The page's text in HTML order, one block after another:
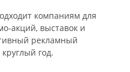
компаниям для
акций, выставок и
рекламный
год.